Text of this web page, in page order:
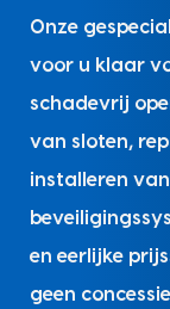
Onze
voor u klaar
schadevrij
van sloten,
installeren
en eerlijke
geen